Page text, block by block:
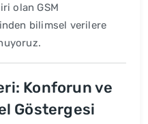
olan GSM
bilimsel verilere
Konforun ve
Göstergesi